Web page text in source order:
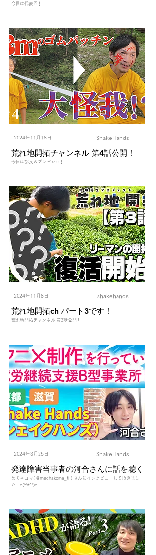
今回は代表回！
2024年11月18日 ShakeHands
荒れ地開拓チャンネル 第4話公開！
今回は部長のプレゼン回！
2024年11月8日 shakehands
荒れ地開拓ch パート3です！
荒れ地開拓チャンネル 第3話公開！
2024年3月25日 ShakeHands
発達障害当事者の河合さんに話を聴く
めちゃコマ( @mechakoma_fl ) さんにインタビューして頂きまし
た！o(^∀^*)o